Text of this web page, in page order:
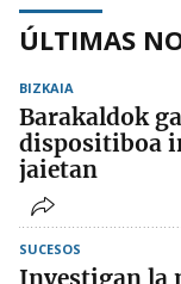
ÚLTIMAS
BIZKAIA
Barakaldok
dispositiboa
jaietan
SUCESOS
Investigan la